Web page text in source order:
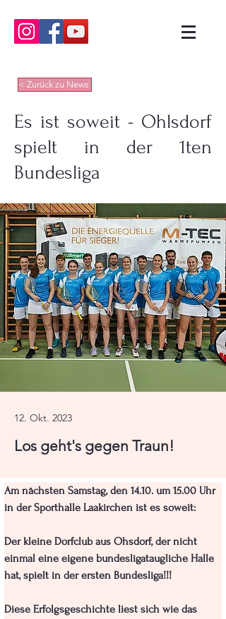
< Zurück zu News
Es ist soweit - Ohlsdorf
spielt in der 1ten
Bundesliga
12. Okt. 2023
Los geht's gegen Traun!
Am nächsten Samstag, den 14.10. um 15.00 Uhr
in der Sporthalle Laakirchen ist es soweit:
Der kleine Dorfclub aus Ohsdorf, der nicht
einmal eine eigene bundesligataugliche Halle
hat, spielt in der ersten Bundesliga!!!
Diese Erfolgsgeschichte liest sich wie das